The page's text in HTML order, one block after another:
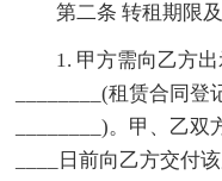
第二条 转租期限
1. 甲方需向乙方
________(租赁合同
________)。甲、乙
____日前向乙方交付